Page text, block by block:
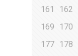
161
162
169
170
177 178